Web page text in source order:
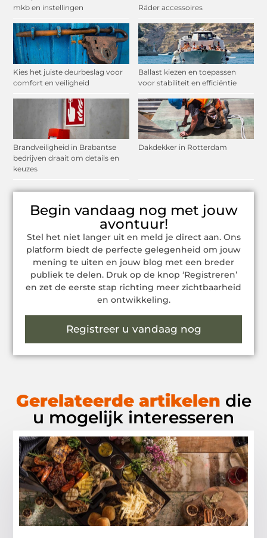
mkb en instellingen
Räder accessoires
Kies het juiste deurbeslag voor
comfort en veiligheid
Ballast kiezen en toepassen
voor stabiliteit en efficiëntie
Brandveiligheid in Brabantse
bedrijven draait om details en
keuzes
Dakdekker in Rotterdam
Begin vandaag nog met jouw
avontuur!
Stel het niet langer uit en meld je direct aan. Ons
platform biedt de perfecte gelegenheid om jouw
mening te uiten en jouw blog met een breder
publiek te delen. Druk op de knop ‘Registreren’
en zet de eerste stap richting meer zichtbaarheid
en ontwikkeling.
Registreer u vandaag nog
Gerelateerde artikelen die
u mogelijk interesseren